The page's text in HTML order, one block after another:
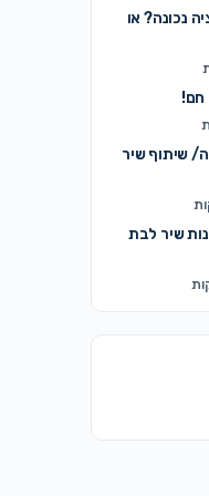
נכונה? או
חם!
שיתוף שיר
שיר לבת